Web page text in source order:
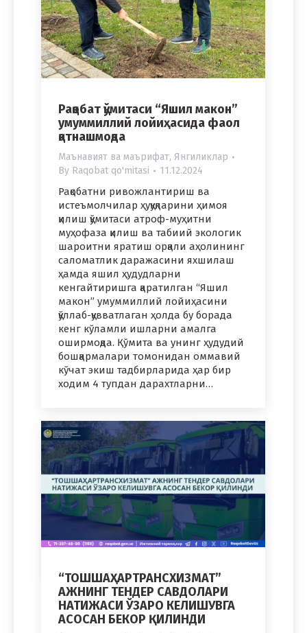
Рақобат қўмитаси “Яшил макон”
умуммиллий лойиҳасида фаол
қатнашмоқда
Маънавият ва маърифат, Янгиликлар
By Raqobat qo'mitasi 11.12.2024
Рақобатни ривожлантириш ва
истеъмолчилар ҳуқуқларини ҳимоя
қилиш қўмитаси атроф-муҳитни
муҳофаза қилиш ва табиий экологик
шароитни яратиш орқали аҳолининг
саломатлик даражасини яхшилаш
ҳамда яшил ҳудудларни
кенгайтиришга қаратилган “Яшил
макон” умуммиллий лойиҳасини
қўллаб-қувватлаган ҳолда бу борада
кенг кўламли ишларни амалга
оширмоқда. Қўмита ва унинг ҳудудий
бошқармалари томонидан оммавий
кўчат экиш тадбирларида ҳар бир
ходим 4 тупдан дарахтларни…
“ТОШШАҲАРТРАНСХИЗМАТ”
АЖНИНГ ТЕНДЕР САВДОЛАРИ
НАТИЖАСИ ЎЗАРО КЕЛИШУВГА
АСОСАН БЕКОР ҚИЛИНДИ